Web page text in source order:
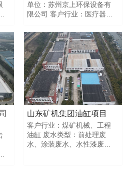
单位：苏州京上环保设备有
限公司 客户行业：医疗器
水类型：涂装废水、水性漆
废水、油性漆废水、UV漆废
水 废水总量：20吨+30吨 $$
项目PHCOD氨氮 总磷浊度
色度 进水指标
980600.5027.663948031260
回用指标
8.3100.1531.45188$$客户
行业：医疗器材、汽车内饰
件、家电3C 废水类型：涂装
废水、水性漆废水、油性漆
废水、UV漆废水 废水量：50
吨/T 进水指标：PH9
山东矿机集团油缸项目
客户行业：煤矿机械、工程
油缸 废水类型：前处理废
水、涂装废水、水性漆废水